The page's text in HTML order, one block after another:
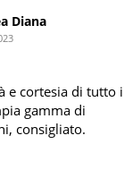
Diana
e cortesia di tutto
gamma di
consigliato.